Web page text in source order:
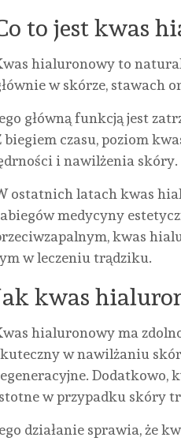
to jest kwas
hialuronowy to
w skórze, stawach
główną funkcją jest
biegiem czasu, poziom
i nawilżenia skóry.
ostatnich latach kwas
medycyny
kwas
w leczeniu trądziku.
kwas
hialuronowy ma
w nawilżaniu
Dodatkowo,
w przypadku skóry
działanie sprawia, że